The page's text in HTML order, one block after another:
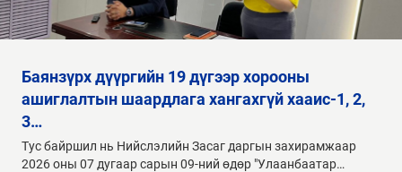
баянзүрх дүүргийн 19 дүгээр хорооны
ашиглалтын шаардлага хангахгүй хааис-1, 2,
3…
Тус байршил нь Нийслэлийн Засаг даргын захирамжаар
2026 оны 07 дугаар сарын 09-ний өдөр "Улаанбаатар…